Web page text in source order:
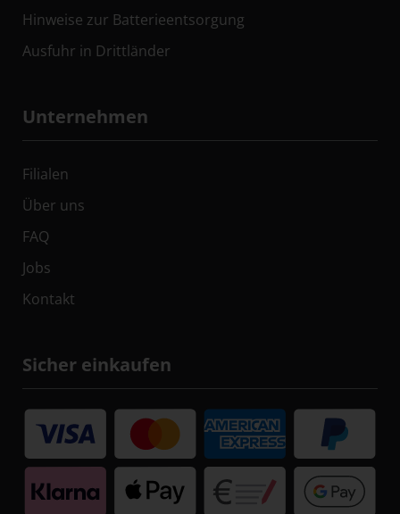
Hinweise zur Batterieentsorgung
Ausfuhr in Drittländer
Unternehmen
Filialen
Über uns
FAQ
Jobs
Kontakt
Sicher einkaufen